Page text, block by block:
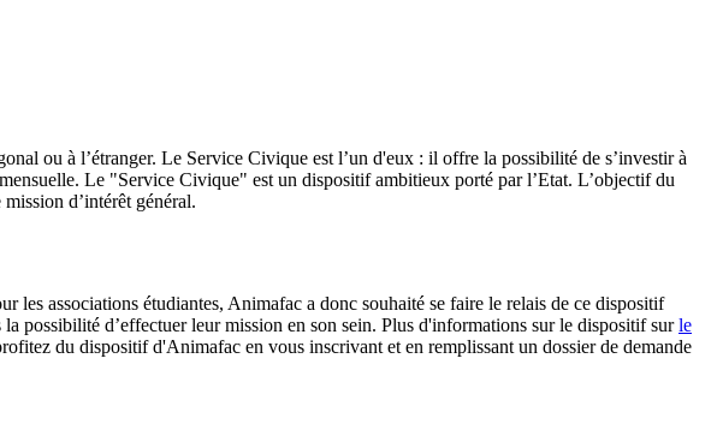
ou à l’étranger. Le Service Civique est l’un d'eux : il offre la possibilité de s’investir à
Le "Service Civique" est un dispositif ambitieux porté par l’Etat. L’objectif du
d’intérêt général.
les associations étudiantes, Animafac a donc souhaité se faire le relais de ce dispositif
possibilité d’effectuer leur mission en son sein. Plus d'informations sur le dispositif surle
du dispositif d'Animafac en vous inscrivant et en remplissant un dossier de demande